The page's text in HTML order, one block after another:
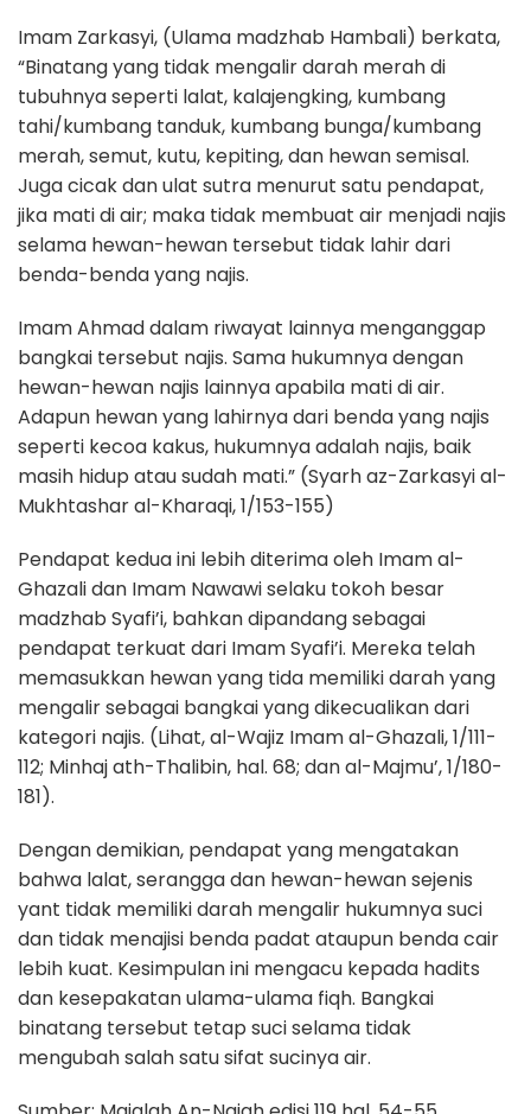
Imam Zarkasyi, (Ulama madzhab Hambali) berkata,
“Binatang yang tidak mengalir darah merah di
tubuhnya seperti lalat, kalajengking, kumbang
tahi/kumbang tanduk, kumbang bunga/kumbang
merah, semut, kutu, kepiting, dan hewan semisal.
Juga cicak dan ulat sutra menurut satu pendapat,
jika mati di air; maka tidak membuat air menjadi najis
selama hewan-hewan tersebut tidak lahir dari
benda-benda yang najis.
Imam Ahmad dalam riwayat lainnya menganggap
bangkai tersebut najis. Sama hukumnya dengan
hewan-hewan najis lainnya apabila mati di air.
Adapun hewan yang lahirnya dari benda yang najis
seperti kecoa kakus, hukumnya adalah najis, baik
masih hidup atau sudah mati.” (Syarh az-Zarkasyi al-
Mukhtashar al-Kharaqi, 1/153-155)
Pendapat kedua ini lebih diterima oleh Imam al-
Ghazali dan Imam Nawawi selaku tokoh besar
madzhab Syafi’i, bahkan dipandang sebagai
pendapat terkuat dari Imam Syafi’i. Mereka telah
memasukkan hewan yang tida memiliki darah yang
mengalir sebagai bangkai yang dikecualikan dari
kategori najis. (Lihat, al-Wajiz Imam al-Ghazali, 1/111-
112; Minhaj ath-Thalibin, hal. 68; dan al-Majmu’, 1/180-
181).
Dengan demikian, pendapat yang mengatakan
bahwa lalat, serangga dan hewan-hewan sejenis
yant tidak memiliki darah mengalir hukumnya suci
dan tidak menajisi benda padat ataupun benda cair
lebih kuat. Kesimpulan ini mengacu kepada hadits
dan kesepakatan ulama-ulama fiqh. Bangkai
binatang tersebut tetap suci selama tidak
mengubah salah satu sifat sucinya air.